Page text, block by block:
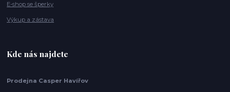
E-shop se šperky
Výkup a zástava
Kde nás najdete
Prodejna Casper Havířov